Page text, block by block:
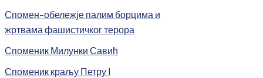
Спомен-обележје палим борцима и
жртвама фашистичког терора
Споменик Милунки Савић
Споменик краљу Петру I